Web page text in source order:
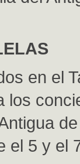
en el
los
el 5 y el